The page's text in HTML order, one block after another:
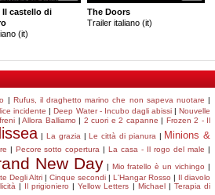
Il castello di
(it)
The Doors
Trailer italiano (it)
| Rufus, il draghetto marino che non sapeva nuotare |
incidente |Deep Water - Incubo dagli abissi|Nouvelle
| Allora Balliamo | 2 cuori e 2 capanne | Frozen 2 - Il
| La grazia |Le città di pianura | Minions &
| Pecore sotto copertura |La casa - Il rogo del male |
New Day | Mio fratello è un vichingo |
Degli Altri| Cinque secondi| L'Hangar Rosso | Il diavolo
| Il prigioniero |Yellow Letters | Michael| Terapia di